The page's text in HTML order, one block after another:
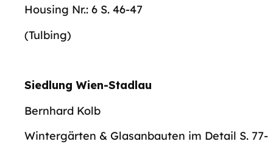
Housing Nr.: 6 S. 46-47
(Tulbing)
Siedlung Wien-Stadlau
Bernhard Kolb
Wintergärten & Glasanbauten im Detail S. 77-